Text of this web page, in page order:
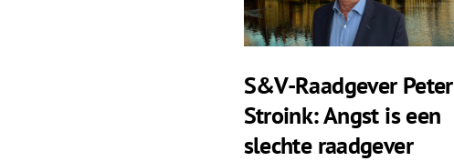
S&V-Raadgever Peter
Stroink: Angst is een
slechte raadgever